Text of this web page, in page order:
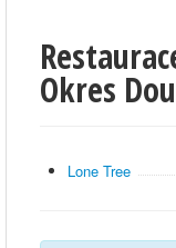
Okres
Lone Tree